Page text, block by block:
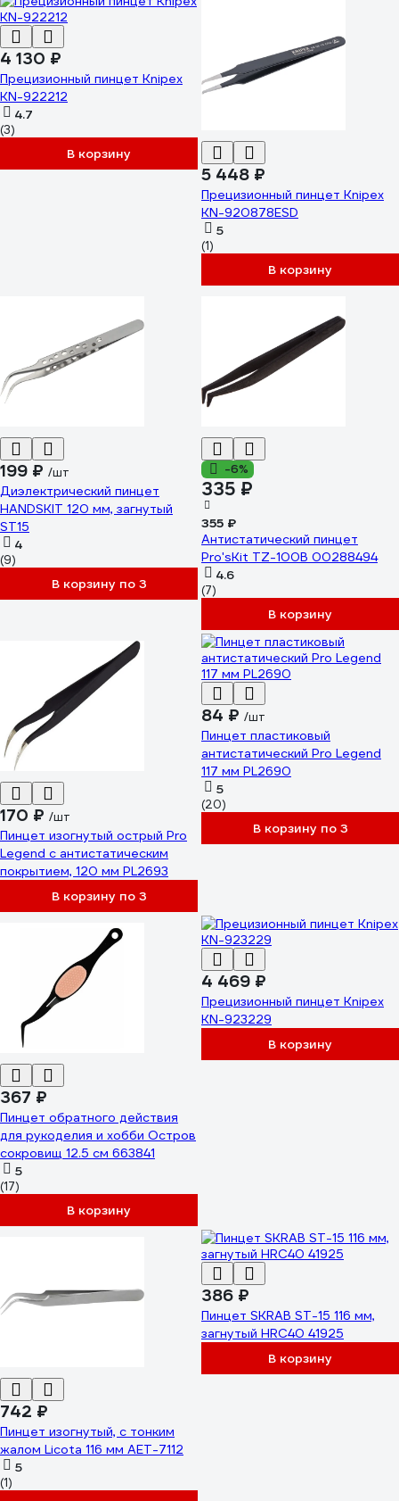
4 130 ₽
Прецизионный пинцет Knipex
KN-922212
4.7
(3)
В корзину
5 448 ₽
Прецизионный пинцет Knipex
KN-920878ESD
5
(1)
В корзину
199 ₽ /шт
Диэлектрический пинцет
HANDSKIT 120 мм, загнутый
ST15
4
(9)
В корзину по 3
-6%
335 ₽
355 ₽
Антистатический пинцет
Pro'sKit TZ-100B 00288494
4.6
(7)
В корзину
170 ₽ /шт
Пинцет изогнутый острый Pro
Legend с антистатическим
покрытием, 120 мм PL2693
В корзину по 3
84 ₽ /шт
Пинцет пластиковый
антистатический Pro Legend
117 мм PL2690
5
(20)
В корзину по 3
367 ₽
Пинцет обратного действия
для рукоделия и хобби Остров
сокровищ 12.5 см 663841
5
(17)
В корзину
4 469 ₽
Прецизионный пинцет Knipex
KN-923229
В корзину
742 ₽
Пинцет изогнутый, c тонким
жалом Licota 116 мм AET-7112
5
(1)
386 ₽
Пинцет SKRAB ST-15 116 мм,
загнутый HRC40 41925
В корзину